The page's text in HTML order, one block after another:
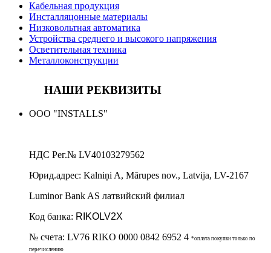
Кабельная продукция
Инсталляцонные материалы
Низковольтная автоматика
Устройства среднего и высокого напряжения
Осветительная техника
Металлоконструкции
НАШИ РЕКВИЗИТЫ
ООО "INSTALLS"
НДС Рег.№ LV40103279562
Юрид.адрес: Kalniņi A, Mārupes nov., Latvija, LV-2167
Luminor Bank AS латвийский филиал
Код банка: RIKOLV2X
№ счета: LV76 RIKO 0000 0842 6952 4 *оплата покупки только по
перечислению